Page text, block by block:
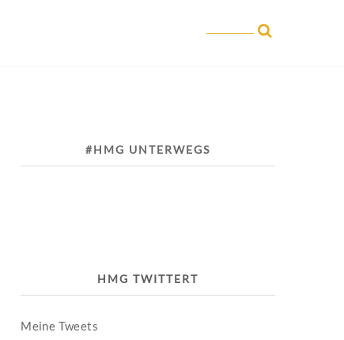
#HMG UNTERWEGS
HMG TWITTERT
Meine Tweets